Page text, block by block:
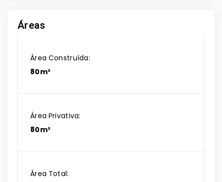
Áreas
Área Construída:
80m²
Área Privativa:
80m²
Área Total: